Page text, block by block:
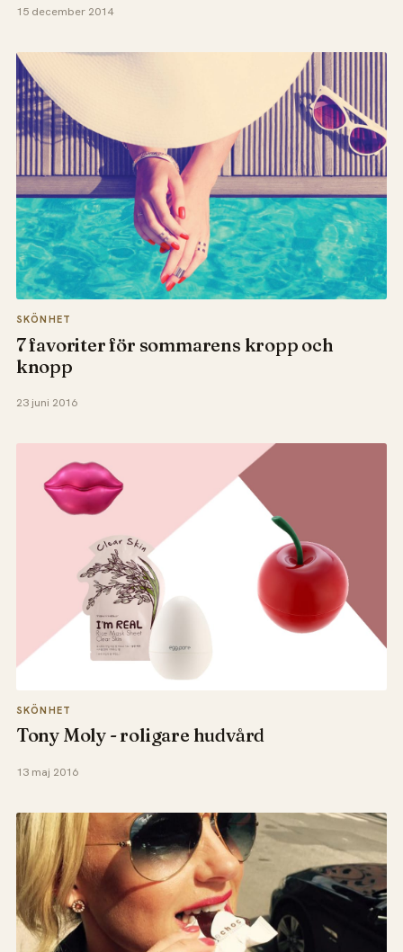
15 december 2014
SKÖNHET
7 favoriter för sommarens kropp och
knopp
23 juni 2016
SKÖNHET
Tony Moly - roligare hudvård
13 maj 2016